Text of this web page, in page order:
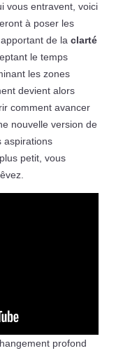
vous entravent, voici
à poser les
de la clarté
le temps
les zones
devient alors
comment avancer
nouvelle version de
aspirations
petit, vous
profond